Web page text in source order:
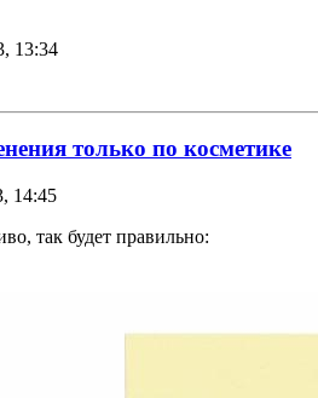
13:34
только по косметике
14:45
так будет правильно: